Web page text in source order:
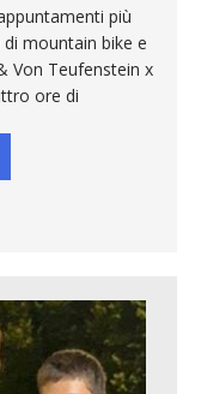
più
mountain bike e
Von Teufenstein x
ore di